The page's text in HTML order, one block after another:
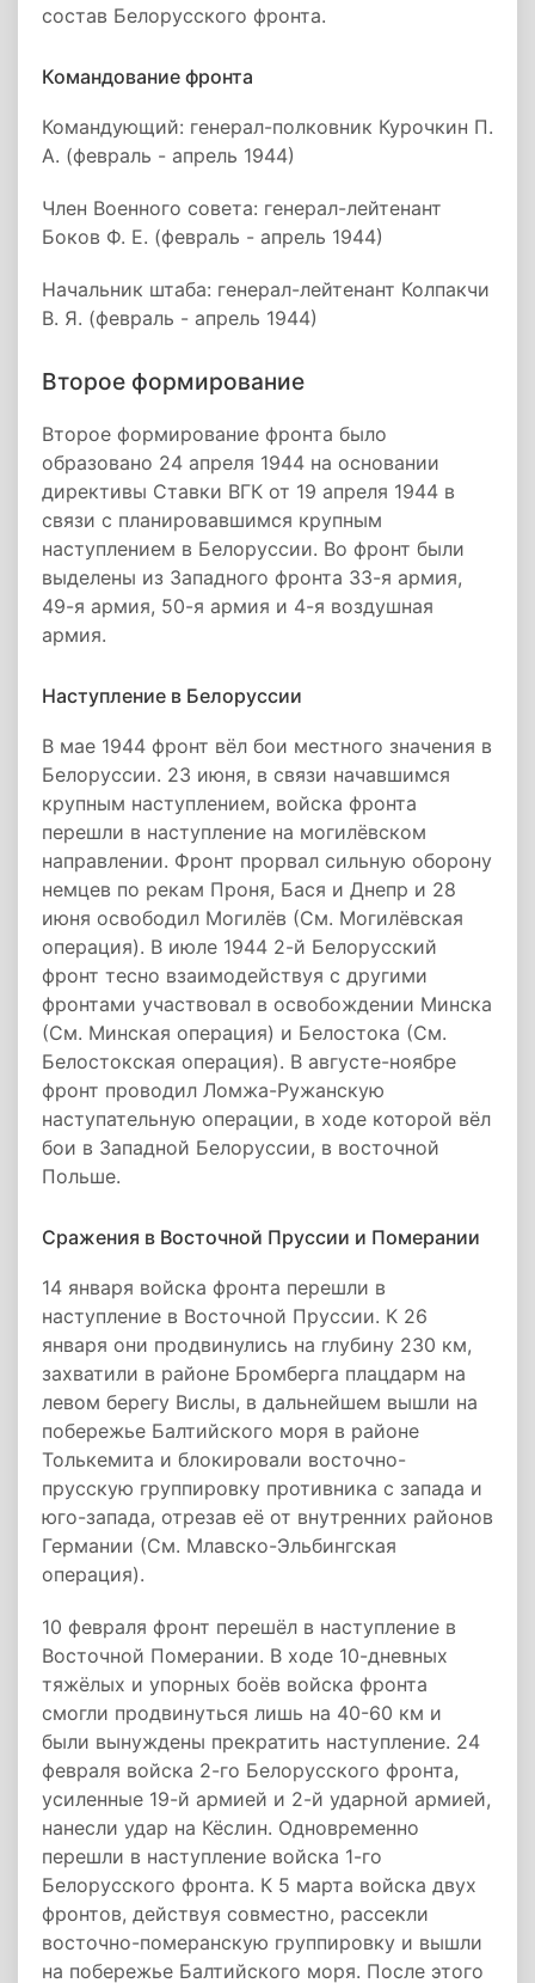
состав Белорусского фронта.
Командование фронта
Командующий: генерал-полковник Курочкин П.
А. (февраль - апрель 1944)
Член Военного совета: генерал-лейтенант
Боков Ф. Е. (февраль - апрель 1944)
Начальник штаба: генерал-лейтенант Колпакчи
В. Я. (февраль - апрель 1944)
Второе формирование
Второе формирование фронта было
образовано 24 апреля 1944 на основании
директивы Ставки ВГК от 19 апреля 1944 в
связи с планировавшимся крупным
наступлением в Белоруссии. Во фронт были
выделены из Западного фронта 33-я армия,
49-я армия, 50-я армия и 4-я воздушная
армия.
Наступление в Белоруссии
В мае 1944 фронт вёл бои местного значения в
Белоруссии. 23 июня, в связи начавшимся
крупным наступлением, войска фронта
перешли в наступление на могилёвском
направлении. Фронт прорвал сильную оборону
немцев по рекам Проня, Бася и Днепр и 28
июня освободил Могилёв (См. Могилёвская
операция). В июле 1944 2-й Белорусский
фронт тесно взаимодействуя с другими
фронтами участвовал в освобождении Минска
(См. Минская операция) и Белостока (См.
Белостокская операция). В августе-ноябре
фронт проводил Ломжа-Ружанскую
наступательную операции, в ходе которой вёл
бои в Западной Белоруссии, в восточной
Польше.
Сражения в Восточной Пруссии и Померании
14 января войска фронта перешли в
наступление в Восточной Пруссии. К 26
января они продвинулись на глубину 230 км,
захватили в районе Бромберга плацдарм на
левом берегу Вислы, в дальнейшем вышли на
побережье Балтийского моря в районе
Толькемита и блокировали восточно-
прусскую группировку противника с запада и
юго-запада, отрезав её от внутренних районов
Германии (См. Млавско-Эльбингская
операция).
10 февраля фронт перешёл в наступление в
Восточной Померании. В ходе 10-дневных
тяжёлых и упорных боёв войска фронта
смогли продвинуться лишь на 40-60 км и
были вынуждены прекратить наступление. 24
февраля войска 2-го Белорусского фронта,
усиленные 19-й армией и 2-й ударной армией,
нанесли удар на Кёслин. Одновременно
перешли в наступление войска 1-го
Белорусского фронта. К 5 марта войска двух
фронтов, действуя совместно, рассекли
восточно-померанскую группировку и вышли
на побережье Балтийского моря. После этого